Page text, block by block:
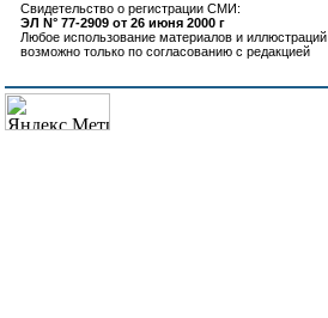
Свидетельство о регистрации СМИ:
ЭЛ N° 77-2909 от 26 июня 2000 г
Любое использование материалов и иллюстраций
возможно только по согласованию с редакцией